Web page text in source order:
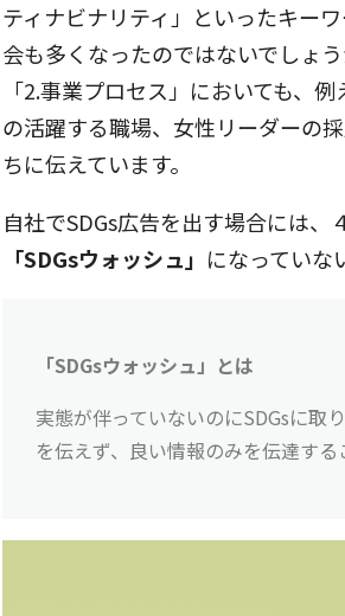
ティナビナリティ」といったキー
会も多くなったのではないでしょう
「2.事業プロセス」においても、
の活躍する職場、女性リーダーの
ちに伝えています。
自社でSDGs広告を出す場合には
「SDGsウォッシュ」 になっていな
「SDGsウォッシュ」とは
実態が伴っていないのにSDGsに取
を伝えず、良い情報のみを伝達する